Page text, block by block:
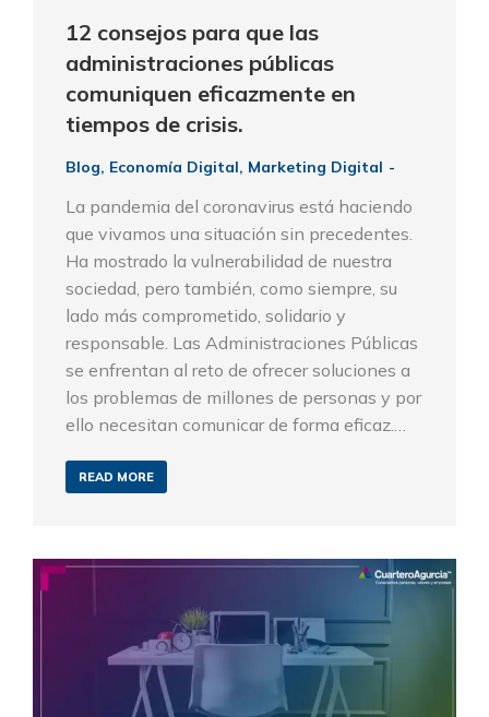
12 consejos para que las
administraciones públicas
comuniquen eficazmente en
tiempos de crisis.
Blog, Economía Digital, Marketing Digital
La pandemia del coronavirus está haciendo
que vivamos una situación sin precedentes.
Ha mostrado la vulnerabilidad de nuestra
sociedad, pero también, como siempre, su
lado más comprometido, solidario y
responsable. Las Administraciones Públicas
se enfrentan al reto de ofrecer soluciones a
los problemas de millones de personas y por
ello necesitan comunicar de forma eficaz.…
READ MORE